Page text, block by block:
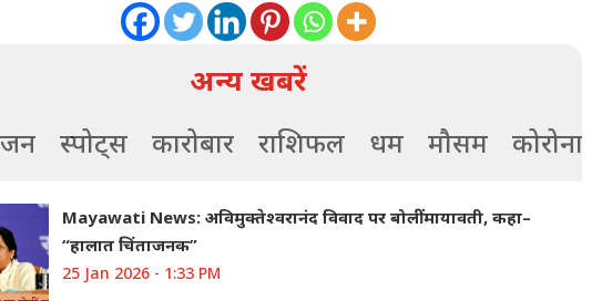
अन्य खबरें
स्पोर्ट्स कारोबार राशिफल धर्म मौसम कोरोना
Mayawati News: अविमुक्तेश्वरानंद विवाद पर बोलीं मायावती, कहा–
“हालात चिंताजनक”
25 Jan 2026 - 1:33 PM